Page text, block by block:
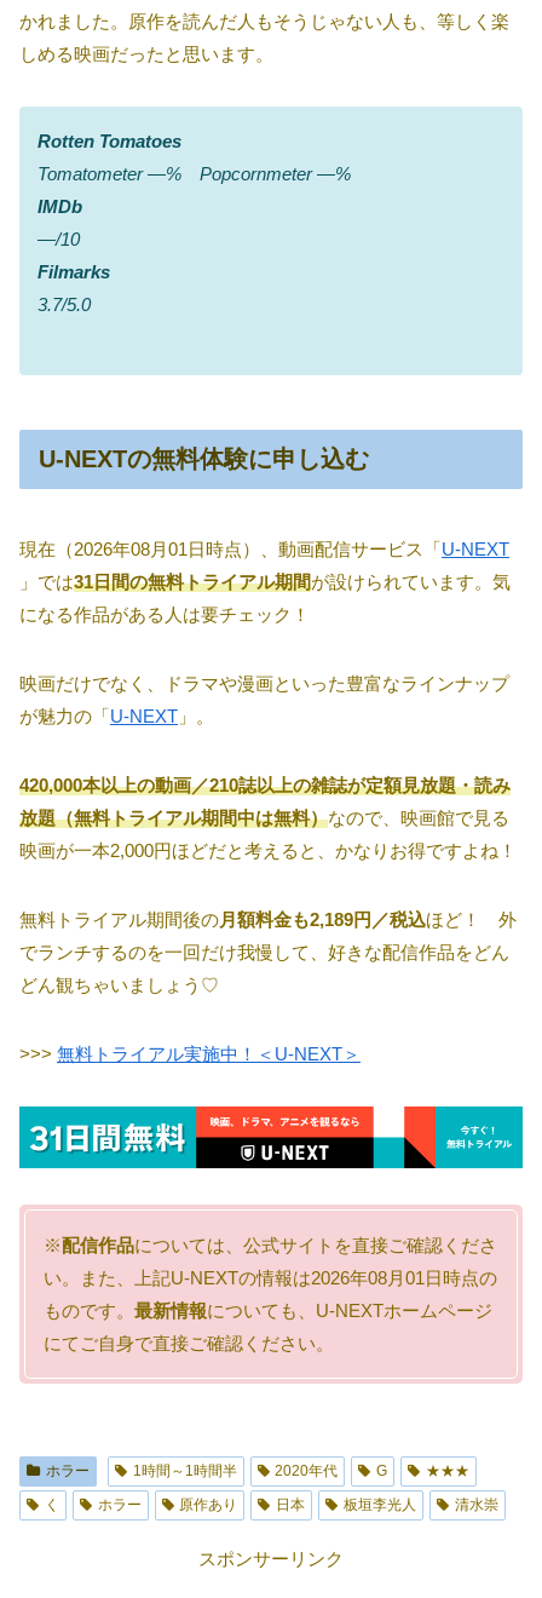
かれました。原作を読んだ人もそうじゃない人も、等しく楽
しめる映画だったと思います。
Rotten Tomatoes
Tomatometer ―% Popcornmeter ―%
IMDb
―/10
Filmarks
3.7/5.0
U-NEXTの無料体験に申し込む
現在（2026年08月01日時点）、動画配信サービス「U-NEXT
」では31日間の無料トライアル期間が設けられています。気
になる作品がある人は要チェック！
映画だけでなく、ドラマや漫画といった豊富なラインナップ
が魅力の「U-NEXT 」。
420,000本以上の動画／210誌以上の雑誌が定額見放題・読み
放題（無料トライアル期間中は無料）なので、映画館で見る
映画が一本2,000円ほどだと考えると、かなりお得ですよね！
無料トライアル期間後の月額料金も2,189円／税込ほど！ 外
でランチするのを一回だけ我慢して、好きな配信作品をどん
どん観ちゃいましょう♡
>>> 無料トライアル実施中！＜U-NEXT＞
※配信作品については、公式サイトを直接ご確認くださ
い。また、上記U-NEXTの情報は2026年08月01日時点の
ものです。 最新情報についても、U-NEXTホームページ
にてご自身で直接ご確認ください。
ホラー 1時間～1時間半 2020年代 G
★★★
く
ホラー 原作あり 日本 板垣李光人 清水崇
スポンサーリンク